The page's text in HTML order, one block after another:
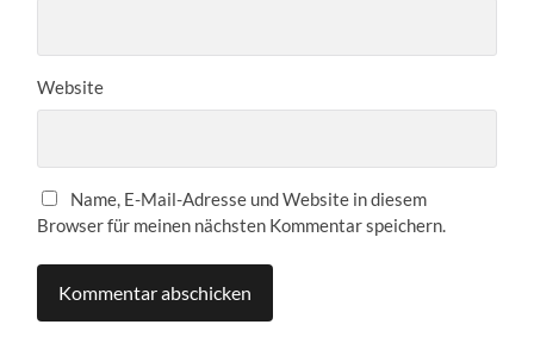
Website
Name, E-Mail-Adresse und Website in diesem
Browser für meinen nächsten Kommentar speichern.